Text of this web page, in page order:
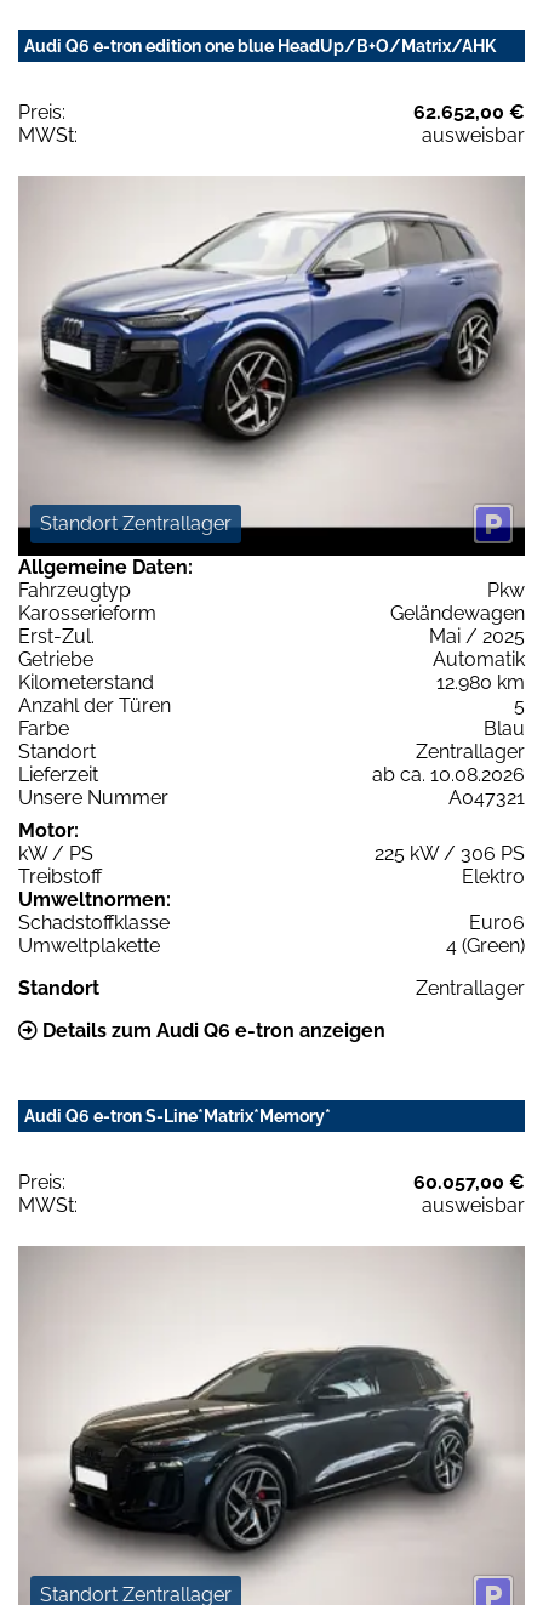
Audi Q6 e-tron edition one blue HeadUp/B+O/Matrix/AHK
Preis:
62.652,00 €
MWSt:
ausweisbar
Standort Zentrallager
Allgemeine Daten:
Fahrzeugtyp
Pkw
Karosserieform
Geländewagen
Erst-Zul.
Mai / 2025
Getriebe
Automatik
Kilometerstand
12.980 km
Anzahl der Türen
5
Farbe
Blau
Standort
Zentrallager
Lieferzeit
ab ca. 10.08.2026
Unsere Nummer
A047321
Motor:
kW / PS
225 kW / 306 PS
Treibstoff
Elektro
Umweltnormen:
Schadstoffklasse
Euro6
Umweltplakette
4 (Green)
Standort
Zentrallager
Details zum Audi Q6 e-tron anzeigen
Audi Q6 e-tron S-Line*Matrix*Memory*
Preis:
60.057,00 €
MWSt:
ausweisbar
Standort Zentrallager